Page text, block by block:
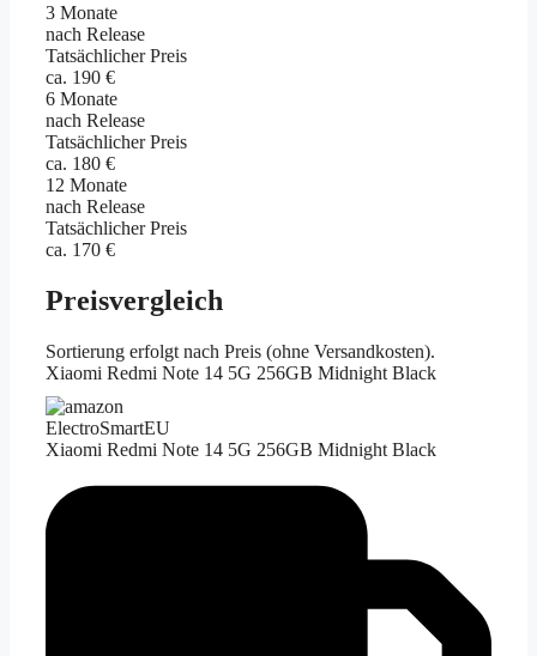
3 Monate
nach Release
Tatsächlicher Preis
ca. 190 €
6 Monate
nach Release
Tatsächlicher Preis
ca. 180 €
12 Monate
nach Release
Tatsächlicher Preis
ca. 170 €
Preisvergleich
Sortierung erfolgt nach Preis (ohne Versandkosten).
Xiaomi Redmi Note 14 5G 256GB Midnight Black
ElectroSmartEU
Xiaomi Redmi Note 14 5G 256GB Midnight Black